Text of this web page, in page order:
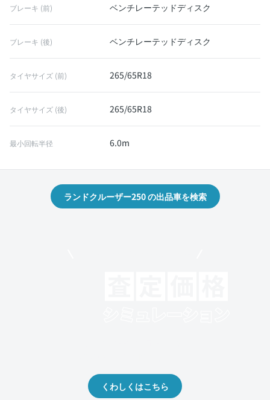
ブレーキ (前) ベンチレーテッドディスク
ブレーキ (後) ベンチレーテッドディスク
タイヤサイズ (前) 265/65R18
タイヤサイズ (後) 265/65R18
最小回転半径 6.0m
ランドクルーザー250 の出品車を検索
くわしくはこちら